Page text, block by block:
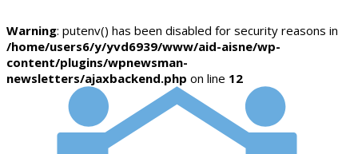
Warning: putenv() has been disabled for security reasons in
/home/users6/y/yvd6939/www/aid-aisne/wp-
content/plugins/wpnewsman-
newsletters/ajaxbackend.php on line 12